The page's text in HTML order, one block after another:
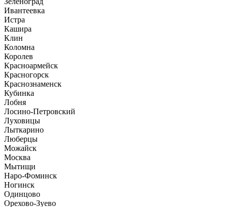
Ивантеевка
Истра
Кашира
Клин
Коломна
Королев
Красноармейск
Красногорск
Краснознаменск
Кубинка
Лобня
Лосино-Петровский
Луховицы
Лыткарино
Люберцы
Можайск
Москва
Мытищи
Наро-Фоминск
Ногинск
Одинцово
Орехово-Зуево